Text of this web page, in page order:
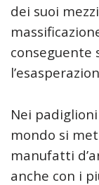
dei suoi
conseguente
Nei
mondo si
manufatti
anche con i